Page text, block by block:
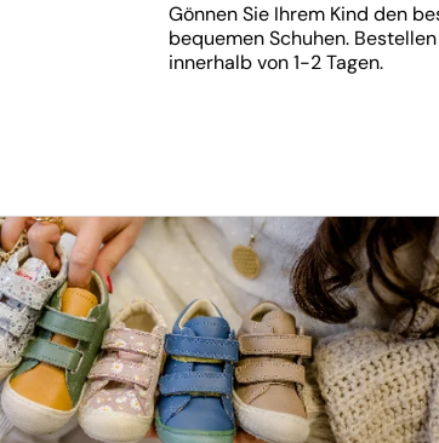
Gönnen Sie Ihrem Kind den
bequemen Schuhen.
innerhalb von 1-2 Tagen.